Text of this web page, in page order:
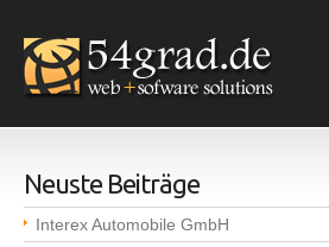
Neuste Beiträge
Interex Automobile GmbH